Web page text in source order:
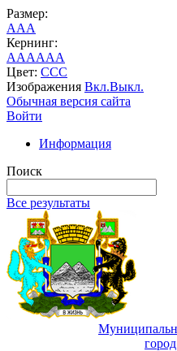
Размер:
AAA
Кернинг:
AAAAAA
Цвет: CCC
Изображения Вкл.Выкл.
Обычная версия сайта
Войти
Информация
Поиск
Все результаты